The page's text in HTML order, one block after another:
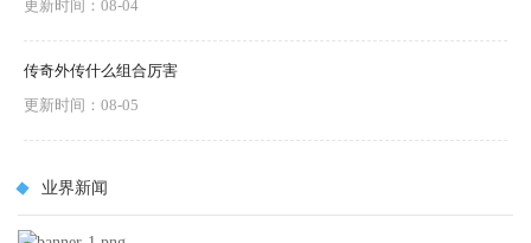
更新时间：08-04
传奇外传什么组合厉害
更新时间：08-05
业界新闻